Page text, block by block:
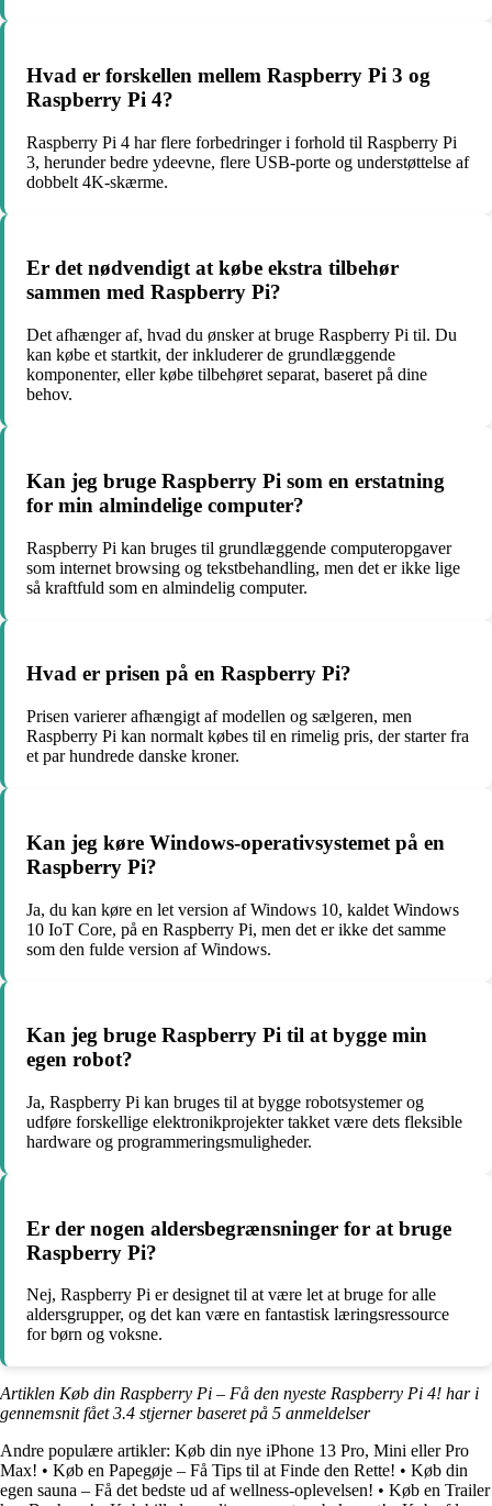
Hvad er forskellen mellem Raspberry Pi 3 og
Raspberry Pi 4?
Raspberry Pi 4 har flere forbedringer i forhold til Raspberry Pi
3, herunder bedre ydeevne, flere USB-porte og understøttelse af
dobbelt 4K-skærme.
Er det nødvendigt at købe ekstra tilbehør
sammen med Raspberry Pi?
Det afhænger af, hvad du ønsker at bruge Raspberry Pi til. Du
kan købe et startkit, der inkluderer de grundlæggende
komponenter, eller købe tilbehøret separat, baseret på dine
behov.
Kan jeg bruge Raspberry Pi som en erstatning
for min almindelige computer?
Raspberry Pi kan bruges til grundlæggende computeropgaver
som internet browsing og tekstbehandling, men det er ikke lige
så kraftfuld som en almindelig computer.
Hvad er prisen på en Raspberry Pi?
Prisen varierer afhængigt af modellen og sælgeren, men
Raspberry Pi kan normalt købes til en rimelig pris, der starter fra
et par hundrede danske kroner.
Kan jeg køre Windows-operativsystemet på en
Raspberry Pi?
Ja, du kan køre en let version af Windows 10, kaldet Windows
10 IoT Core, på en Raspberry Pi, men det er ikke det samme
som den fulde version af Windows.
Kan jeg bruge Raspberry Pi til at bygge min
egen robot?
Ja, Raspberry Pi kan bruges til at bygge robotsystemer og
udføre forskellige elektronikprojekter takket være dets fleksible
hardware og programmeringsmuligheder.
Er der nogen aldersbegrænsninger for at bruge
Raspberry Pi?
Nej, Raspberry Pi er designet til at være let at bruge for alle
aldersgrupper, og det kan være en fantastisk læringsressource
for børn og voksne.
Artiklen Køb din Raspberry Pi – Få den nyeste Raspberry Pi 4! har i
gennemsnit fået3.4 stjerner baseret på 5 anmeldelser
Andre populære artikler: Køb din nye iPhone 13 Pro, Mini eller Pro
Max! • Køb en Papegøje – Få Tips til at Finde den Rette! • Køb din
egen sauna – Få det bedste ud af wellness-oplevelsen! • Køb en Trailer